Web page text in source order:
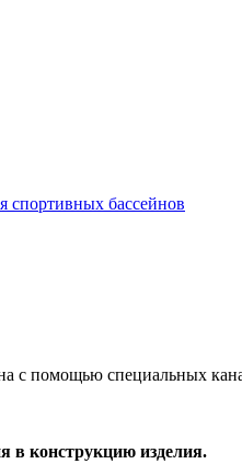
спортивных бассейнов
с помощью специальных
в конструкцию изделия.